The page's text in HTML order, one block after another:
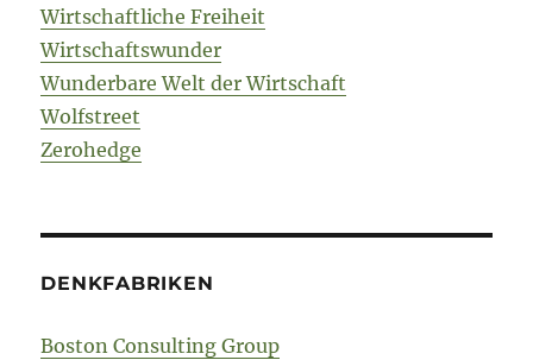
Wirtschaftliche Freiheit
Wirtschaftswunder
Wunderbare Welt der Wirtschaft
Wolfstreet
Zerohedge
DENKFABRIKEN
Boston Consulting Group